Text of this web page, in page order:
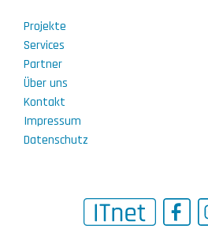
Projekte
Services
Partner
Über uns
Kontakt
Impressum
Datenschutz